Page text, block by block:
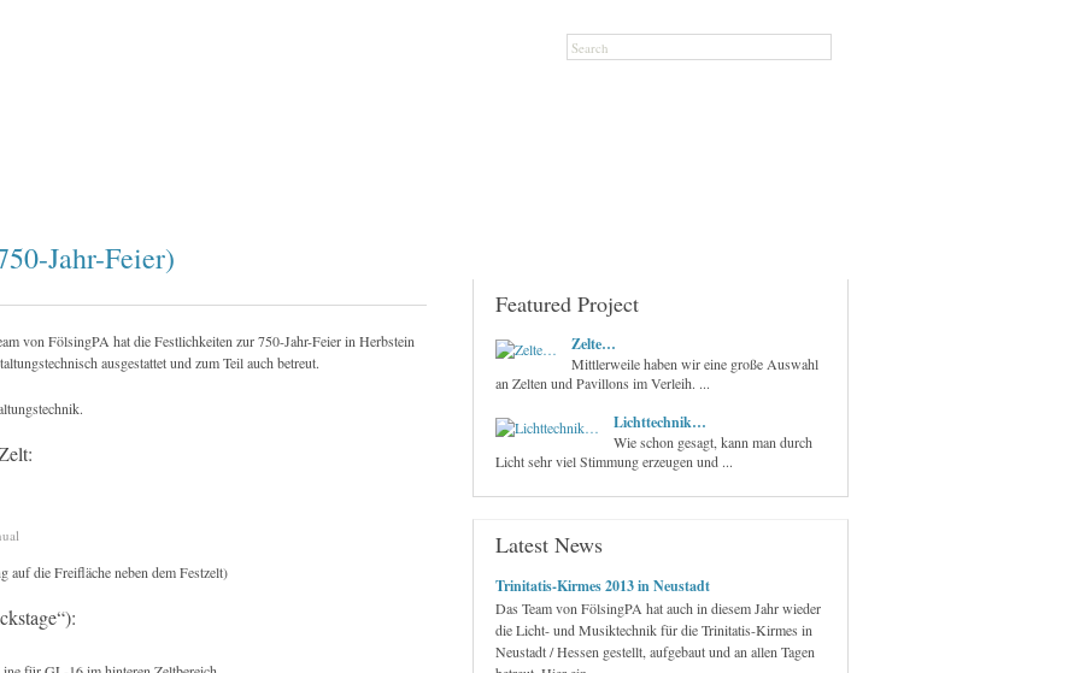
Jahr-Feier)
von FölsingPA hat die Festlichkeiten zur 750-Jahr-Feier in Herbstein
ausgestattet und zum Teil auch betreut.
die Freifläche neben dem Festzelt)
Featured Project
Zelte…
Mittlerweile haben wir eine große Auswahl
an Zelten und Pavillons im Verleih. ...
Lichttechnik…
Wie schon gesagt, kann man durch
Licht sehr viel Stimmung erzeugen und ...
Latest News
Trinitatis-Kirmes 2013 in Neustadt
Das Team von FölsingPA hat auch in diesem Jahr wieder
die Licht- und Musiktechnik für die Trinitatis-Kirmes in
Neustadt / Hessen gestellt, aufgebaut und an allen Tagen